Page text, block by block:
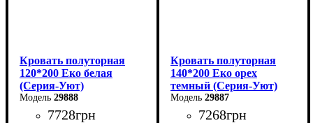
Кровать полуторная
120*200 Еко белая
(Серия-Уют)
29888
7728грн
Кровать полуторная
140*200 Еко орех
темный (Серия-Уют)
29887
7268грн